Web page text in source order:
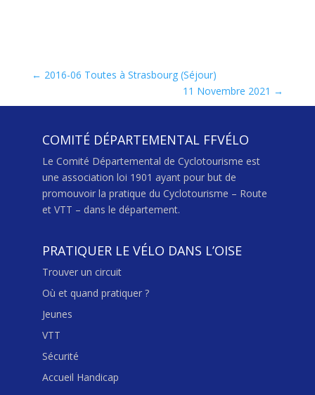
← 2016-06 Toutes à Strasbourg (Séjour)
11 Novembre 2021 →
COMITÉ DÉPARTEMENTAL FFVÉLO
Le Comité Départemental de Cyclotourisme est
une association loi 1901 ayant pour but de
promouvoir la pratique du Cyclotourisme – Route
et VTT – dans le département.
PRATIQUER LE VÉLO DANS L’OISE
Trouver un circuit
Où et quand pratiquer ?
Jeunes
VTT
Sécurité
Accueil Handicap